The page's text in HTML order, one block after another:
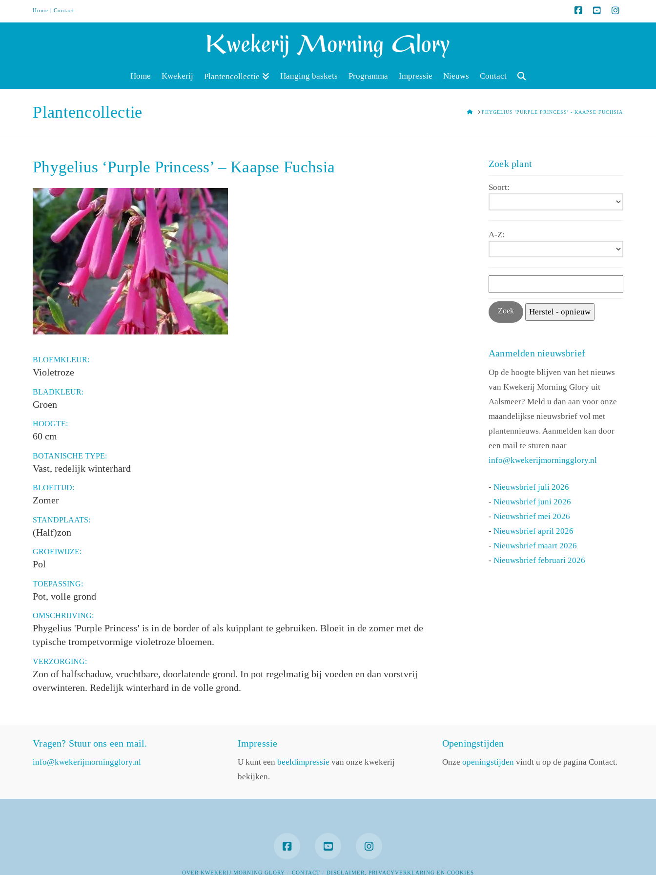
Home |Contact
Home Kwekerij Plantencollectie Hanging baskets Programma Impressie Nieuws Contact
Plantencollectie HOMEPHYGELIUS 'PURPLE PRINCESS' - KAAPSE FUCHSIA
Phygelius ‘Purple Princess’ – Kaapse Fuchsia
BLOEMKLEUR:
Violetroze
BLADKLEUR:
Groen
HOOGTE:
60 cm
BOTANISCHE TYPE:
Vast, redelijk winterhard
BLOEITIJD:
Zomer
STANDPLAATS:
(Half)zon
GROEIWIJZE:
Pol
TOEPASSING:
Pot, volle grond
OMSCHRIJVING:
Phygelius 'Purple Princess' is in de border of als kuipplant te gebruiken. Bloeit in de zomer met de
typische trompetvormige violetroze bloemen.
VERZORGING:
Zon of halfschaduw, vruchtbare, doorlatende grond. In pot regelmatig bij voeden en dan vorstvrij
overwinteren. Redelijk winterhard in de volle grond.
Zoek plant
Soort:
A-Z:
Aanmelden nieuwsbrief
Op de hoogte blijven van het nieuws
van Kwekerij Morning Glory uit
Aalsmeer? Meld u dan aan voor onze
maandelijkse nieuwsbrief vol met
plantennieuws. Aanmelden kan door
een mail te sturen naar
info@kwekerijmorningglory.nl
-Nieuwsbrief juli 2026
-Nieuwsbrief juni 2026
-Nieuwsbrief mei 2026
-Nieuwsbrief april 2026
-Nieuwsbrief maart 2026
-Nieuwsbrief februari 2026
Vragen? Stuur ons een mail.
info@kwekerijmorningglory.nl
Impressie
U kunt een beeldimpressie van onze kwekerij
bekijken.
Openingstijden
Onze openingstijdenvindt u op de pagina Contact.
OVER KWEKERIJ MORNING GLORY CONTACT DISCLAIMER, PRIVACYVERKLARING EN COOKIES